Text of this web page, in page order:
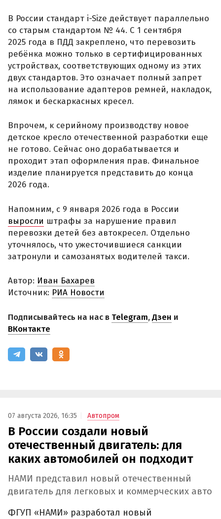
В России стандарт i-Size действует параллельно
со старым стандартом № 44. С 1 сентября
2025 года в ПДД закреплено, что перевозить
ребёнка можно только в сертифицированных
устройствах, соответствующих одному из этих
двух стандартов. Это означает полный запрет
на использование адаптеров ремней, накладок,
лямок и бескаркасных кресел.
Впрочем, к серийному производству новое
детское кресло отечественной разработки еще
не готово. Сейчас оно дорабатывается и
проходит этап оформления прав. Финальное
изделие планируется представить до конца
2026 года.
Напомним, с 9 января 2026 года в России
выросли штрафы за нарушение правил
перевозки детей без автокресел. Отдельно
уточнялось, что ужесточившиеся санкции
затронули и самозанятых водителей такси.
Автор: Иван Бахарев
Источник: РИА Новости
Подписывайтесь на нас в Telegram,Дзен и
ВКонтакте
07 августа 2026, 16:35 Автопром
В России создали новый
отечественный двигатель: для
каких автомобилей он подходит
НАМИ представил новый отечественный
двигатель для легковых и коммерческих авто
ФГУП «НАМИ» разработал новый